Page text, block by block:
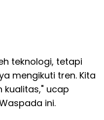
teknologi, tetapi
mengikuti tren. Kita
kualitas," ucap
ini.